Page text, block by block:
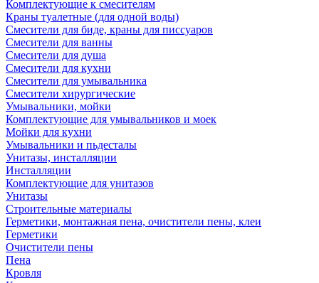
Комплектующие к смесителям
Краны туалетные (для одной воды)
Смесители для биде, краны для писсуаров
Смесители для ванны
Смесители для душа
Смесители для кухни
Смесители для умывальника
Смесители хирургические
Умывальники, мойки
Комплектующие для умывальников и моек
Мойки для кухни
Умывальники и пьдесталы
Унитазы, инсталляции
Инсталляции
Комплектующие для унитазов
Унитазы
Строительные материалы
Герметики, монтажная пена, очистители пены, клеи
Герметики
Очистители пены
Пена
Кровля